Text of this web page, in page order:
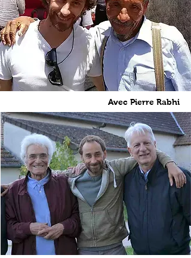
Avec Pierre Rabhi